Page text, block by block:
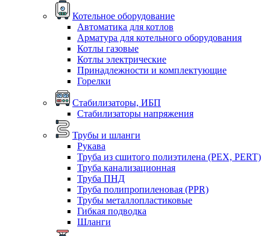
Котельное оборудование
Автоматика для котлов
Арматура для котельного оборудования
Котлы газовые
Котлы электрические
Принадлежности и комплектующие
Горелки
Стабилизаторы, ИБП
Стабилизаторы напряжения
Трубы и шланги
Рукава
Труба из сшитого полиэтилена (PEX, PERT)
Труба канализационная
Труба ПНД
Труба полипропиленовая (PPR)
Трубы металлопластиковые
Гибкая подводка
Шланги